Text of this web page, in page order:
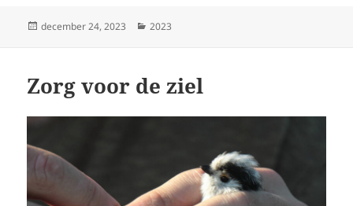
Geplaatst
december 24, 2023 Categorieën
2023
Zorg voor de ziel